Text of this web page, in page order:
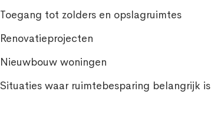
Toegang tot zolders en opslagruimtes
Renovatieprojecten
Nieuwbouw woningen
Situaties waar ruimtebesparing belangrijk is